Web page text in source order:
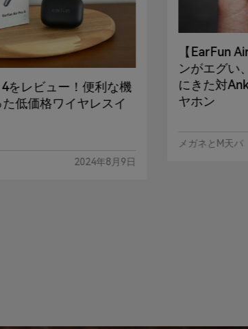
をレビュー！便利な機
低価格ワイヤレスイ
2024年8月9日
【EarFun
ンがエグい
にきた対
ヤホン
メガネとM天パ